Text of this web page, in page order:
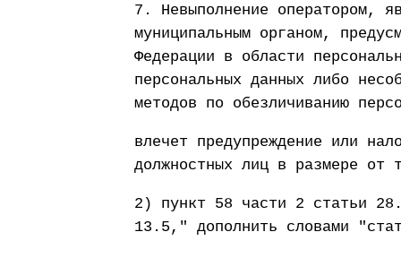
7. Невыполнение оператором,
муниципальным органом,
Федерации в области
персональных данных либо
методов по обезличиванию
влечет предупреждение или
должностных лиц в размере
2) пункт 58 части 2 статьи
13.5," дополнить словами